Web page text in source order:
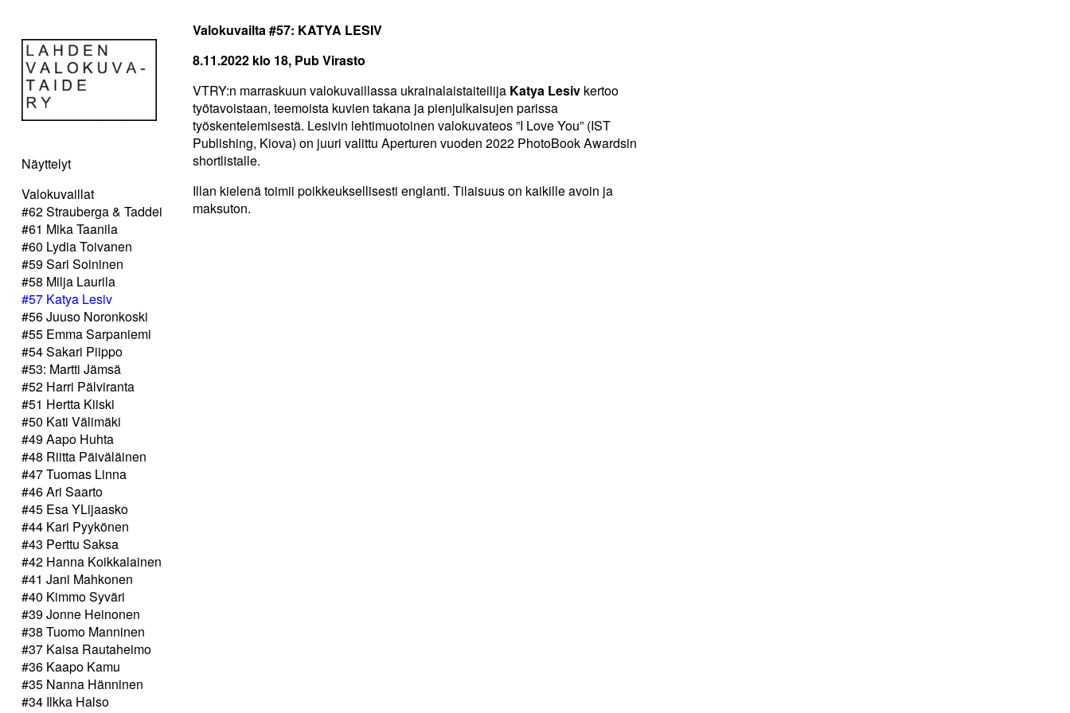
Näyttelyt
Valokuvaillat
#62 Strauberga & Taddei
#61 Mika Taanila
#60 Lydia Toivanen
#59 Sari Soininen
#58 Milja Laurila
#57 Katya Lesiv
#56 Juuso Noronkoski
#55 Emma Sarpaniemi
#54 Sakari Piippo
#53: Martti Jämsä
#52 Harri Pälviranta
#51 Hertta Kiiski
#50 Kati Välimäki
#49 Aapo Huhta
#48 Riitta Päiväläinen
#47 Tuomas Linna
#46 Ari Saarto
#45 Esa YLijaasko
#44 Kari Pyykönen
#43 Perttu Saksa
#42 Hanna Koikkalainen
#41 Jani Mahkonen
#40 Kimmo Syväri
#39 Jonne Heinonen
#38 Tuomo Manninen
#37 Kaisa Rautaheimo
#36 Kaapo Kamu
#35 Nanna Hänninen
#34 Ilkka Halso
Valokuvailta #57: KATYA LESIV
8.11.2022 klo 18, Pub Virasto
VTRY:n marraskuun valokuvaillassa ukrainalaistaiteilija Katya Lesiv kertoo
työtavoistaan, teemoista kuvien takana ja pienjulkaisujen parissa
työskentelemisestä. Lesivin lehtimuotoinen valokuvateos ”I Love You” (IST
Publishing, Kiova) on juuri valittu Aperturen vuoden 2022 PhotoBook Awardsin
shortlistalle.
Illan kielenä toimii poikkeuksellisesti englanti. Tilaisuus on kaikille avoin ja
maksuton.